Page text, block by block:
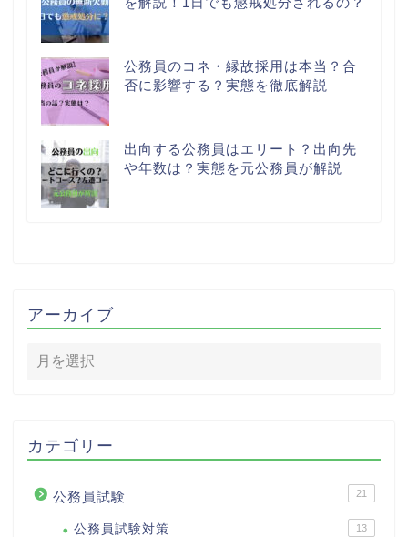
公務員のコネ・縁故採用は本当？合
否に影響する？実態を徹底解説
出向する公務員はエリート？出向先
や年数は？実態を元公務員が解説
アーカイブ
カテゴリー
公務員試験 21
公務員試験対策 13